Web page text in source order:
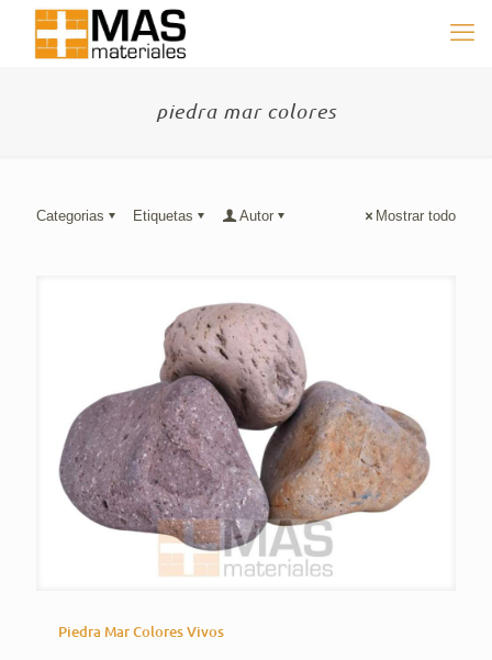
piedra mar colores
Categorias Etiquetas Autor Mostrar todo
Piedra Mar Colores Vivos